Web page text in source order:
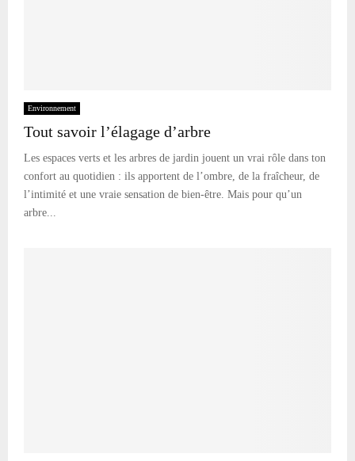
Environnement
Tout savoir l’élagage d’arbre
Les espaces verts et les arbres de jardin jouent un vrai rôle dans ton
confort au quotidien : ils apportent de l’ombre, de la fraîcheur, de
l’intimité et une vraie sensation de bien-être. Mais pour qu’un
arbre...